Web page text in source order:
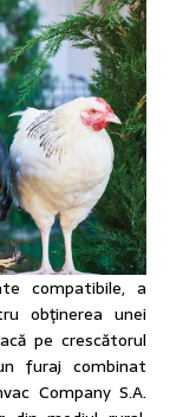
compatibile, a
obţinerea unei
pe crescătorul
furaj combinat
Company S.A.